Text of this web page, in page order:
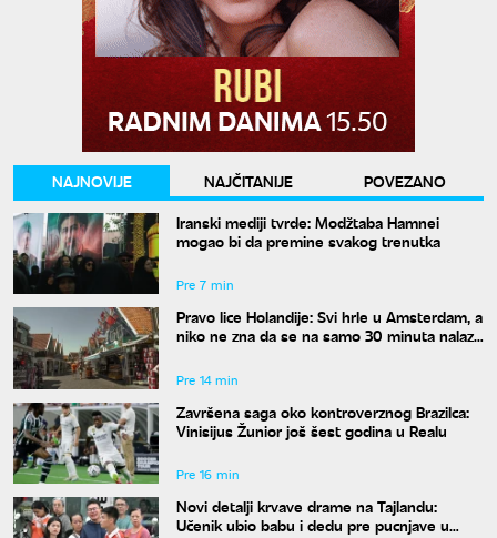
NAJNOVIJE NAJČITANIJE
POVEZANO
Iranski mediji tvrde: Modžtaba Hamnei
mogao bi da premine svakog trenutka
Pre 7 min
Pravo lice Holandije: Svi hrle u Amsterdam, a
niko ne zna da se na samo 30 minuta nalazi
Pre 14 min
Završena saga oko kontroverznog Brazilca:
Vinisijus Žunior još šest godina u Realu
Pre 16 min
Novi detalji krvave drame na Tajlandu:
Učenik ubio babu i dedu pre pucnjave u